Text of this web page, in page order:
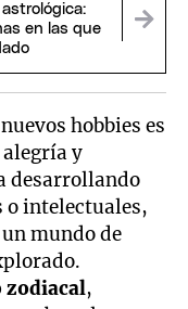
en las que
hobbies es
y
desarrollando
o intelectuales,
mundo de
zodiacal,